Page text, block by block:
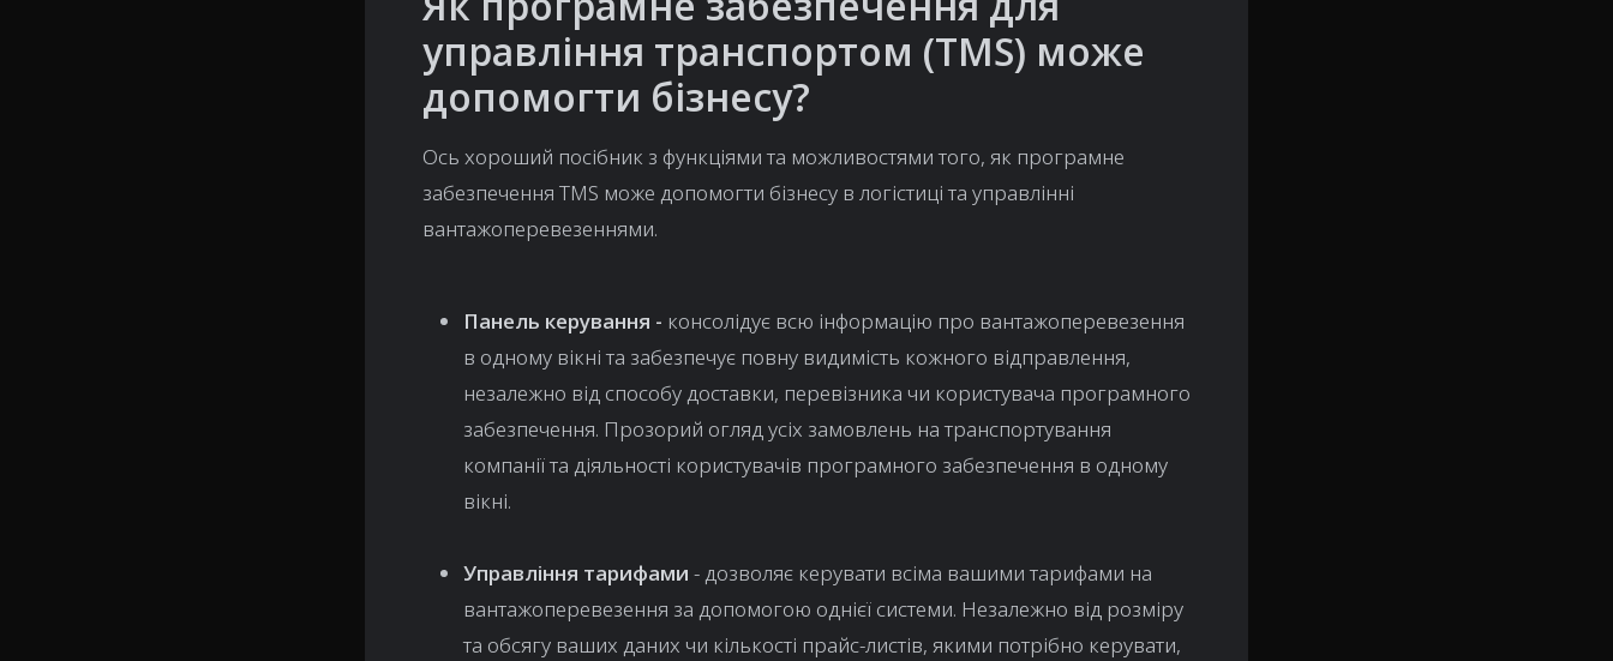
управління транспортом (TMS) може
допомогти бізнесу?
Ось хороший посібник з функціями та можливостями того, як програмне
забезпечення TMS може допомогти бізнесу в логістиці та управлінні
вантажоперевезеннями.
Панель керування - консолідує всю інформацію про вантажоперевезення
в одному вікні та забезпечує повну видимість кожного відправлення,
незалежно від способу доставки, перевізника чи користувача програмного
забезпечення. Прозорий огляд усіх замовлень на транспортування
компанії та діяльності користувачів програмного забезпечення в одному
вікні.
Управління тарифами - дозволяє керувати всіма вашими тарифами на
вантажоперевезення за допомогою однієї системи. Незалежно від розміру
та обсягу ваших даних чи кількості прайс-листів, якими потрібно керувати,